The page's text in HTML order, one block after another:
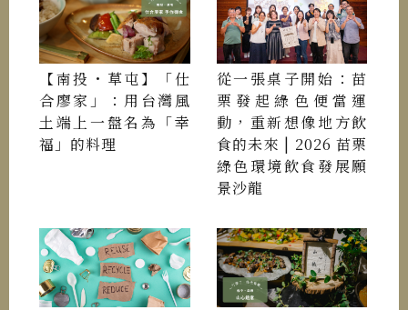
【南投・草屯】「仕
合廖家」：用台灣風
土端上一盤名為「幸
福」的料理
從一張桌子開始：苗
栗發起綠色便當運
動，重新想像地方飲
食的未來 | 2026 苗栗
綠色環境飲食發展願
景沙龍